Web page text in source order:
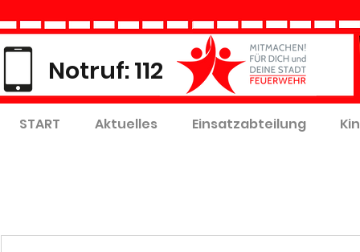
Notruf: 112
START Aktuelles Einsatzabteilung